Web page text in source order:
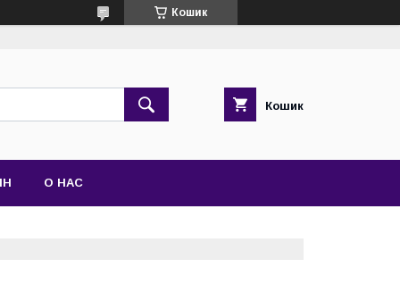
Кошик
Кошик
О НАС